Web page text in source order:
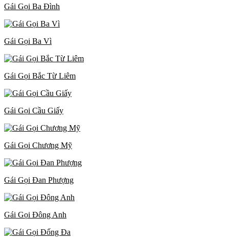
Gái Gọi Ba Đình
Gái Gọi Ba Vì
Gái Gọi Bắc Từ Liêm
Gái Gọi Cầu Giấy
Gái Gọi Chương Mỹ
Gái Gọi Đan Phượng
Gái Gọi Đông Anh